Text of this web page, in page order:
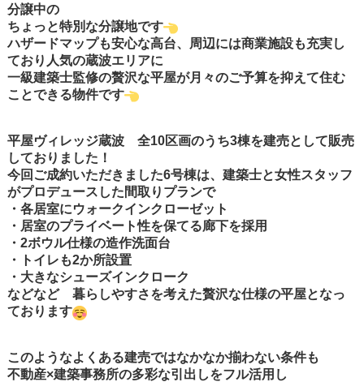
分譲中の
ちょっと特別な分譲地です
ハザードマップも安心な高台、周辺には商業施設も充実し
ており人気の蔵波エリアに
一級建築士監修の贅沢な平屋が月々のご予算を抑えて住む
ことできる物件です
平屋ヴィレッジ蔵波 全10区画のうち3棟を建売として販売
しておりました！
今回ご成約いただきました6号棟は、建築士と女性スタッフ
がプロデュースした間取りプランで
・各居室にウォークインクローゼット
・居室のプライベート性を保てる廊下を採用
・2ボウル仕様の造作洗面台
・トイレも2か所設置
・大きなシューズインクローク
などなど 暮らしやすさを考えた贅沢な仕様の平屋となっ
ております
このようなよくある建売ではなかなか揃わない条件も
不動産×建築事務所の多彩な引出しをフル活用し